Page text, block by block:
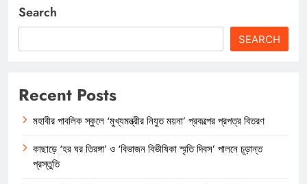
Search
SEARCH
Recent Posts
মহাবীর পাবলিক স্কুলে ‘মুখ্যমন্ত্রীর নিযুত ময়না’ প্রকল্পের প্রপত্র বিতরণ
কাছাড়ে ‘হর ঘর তিরঙ্গা’ ও ‘বিভাজন বিভীষিকা স্মৃতি দিবস’ পালনে চূড়ান্ত
প্রস্তুতি